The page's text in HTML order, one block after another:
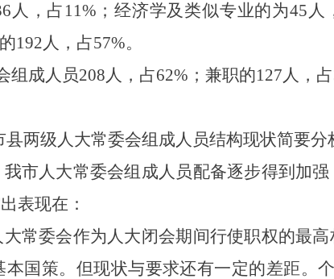
人，占 11% ；经济学及类似专业的为45 人
192人，占57%。
组成人员208人，占62% ；兼职的127人，占
县两级人大常委会组成人员结构现状简要分
市人大常委会组成人员配备逐步得到加
表现在：
大常委会作为人大闭会期间行使职权的最
国策。但现状与要求还有一定的差距。